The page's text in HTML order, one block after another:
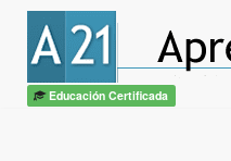
Educación Certificada
de IA